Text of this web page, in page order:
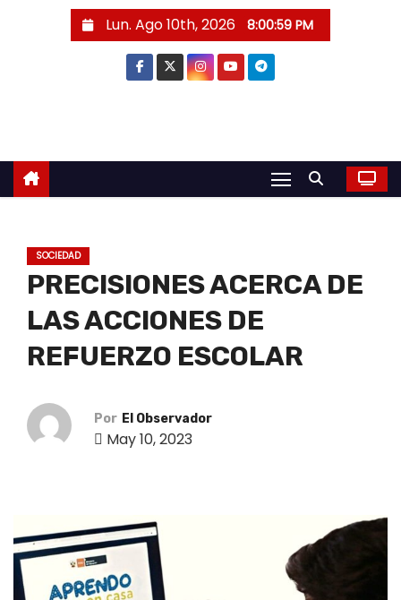
a
Lun. Ago 10th, 2026 8:01:00 PM
SOCIEDAD
PRECISIONES ACERCA DE
LAS ACCIONES DE
REFUERZO ESCOLAR
Por El Observador
May 10, 2023